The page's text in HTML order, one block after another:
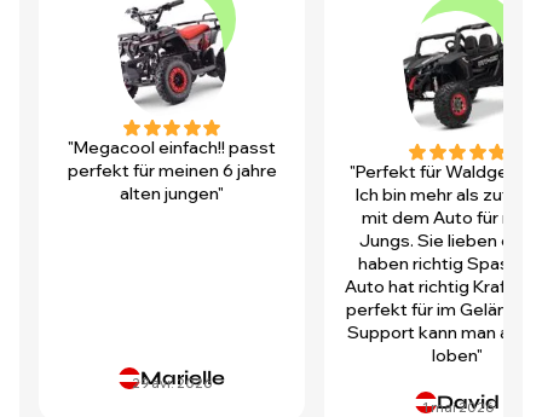
"Megacool einfach!! passt
perfekt für meinen 6 jahre
alten jungen"
Marielle
29 avr. 2026
"Perfekt für
Ich bin mehr als
mit dem Auto für
Jungs. Sie lieben es
haben richtig Spass!
Auto hat richtig Kraft
perfekt für im Gelände.
Support kann man auch
loben"
David
1 mai 2026